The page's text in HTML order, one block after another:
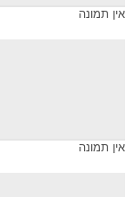
אין תמונה
אין תמונה